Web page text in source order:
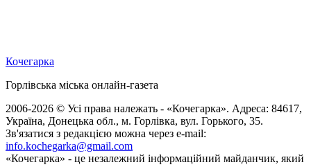
Кочегарка
Горлівська міська онлайн-газета
2006-2026 © Усі права належать - «Кочегарка». Адреса: 84617,
Україна, Донецька обл., м. Горлівка, вул. Горького, 35.
Зв'язатися з редакцією можна через e-mail:
info.kochegarka@gmail.com
«Кочегарка» - це незалежний інформаційний майданчик, який